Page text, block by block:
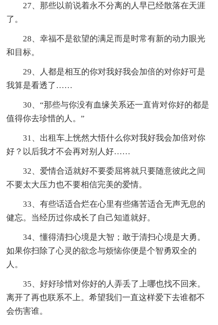
27、那些以前说着永不分离的人早已经散落在天涯
了。
28、幸福不是欲望的满足而是时常有新的动力眼光
和目标。
29、人都是相互的你对我好我会加倍的对你好可是
我算是看透了……
30、“那些与你没有血缘关系还一直肯对你好的都是
值得你去珍惜的人。”
31、出租车上恍然大悟什么你对我好我会加倍对你
好？以后我才不会再对别人好……
32、爱情合适就好不要委屈将就只要随意彼此之间
不要太大压力也不要相信完美的爱情。
33、有些话适合烂在心里有些痛苦适合无声无息的
健忘。当经历过你成长了自己知道就好。
34、懂得清扫心境是大智；敢于清扫心境是大勇。
如果你扫除了心灵的欲念与烦恼你便是个智勇双全的
人。
35、好好珍惜对你好的人弄丢了上哪也找不回来。
离开了再也联系不上。希望我们一直这样爱下去谁都不
会伤害谁。